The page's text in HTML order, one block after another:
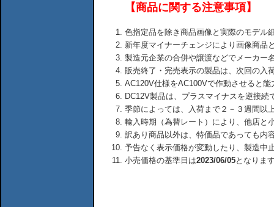
【商品に関する注意事項】
色指定品を除き商品画像と実際のモデル
新年度マイナーチェンジにより画像商品
製造元企業の合併や譲渡などでメーカー
販売終了・完売表示の製品は、次回の入
AC120V仕様をAC100Vで作動させると
DC12V製品は、プラスマイナスを逆接
季節によっては、入荷まで２－３週間以
輸入時期（為替レート）により、他店と
訳あり商品以外は、特価品であっても内
予告なく表示価格が変動したり、製造中
小売価格の基準日は2023/06/05となりま